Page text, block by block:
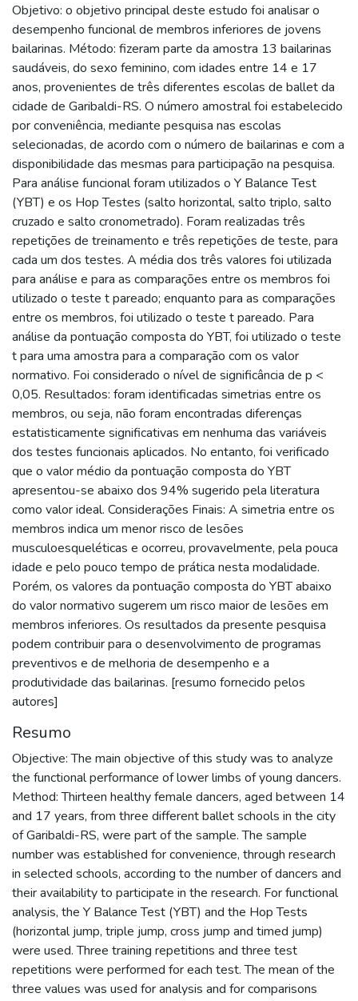
Objetivo: o objetivo principal deste estudo foi analisar o
desempenho funcional de membros inferiores de jovens
bailarinas. Método: fizeram parte da amostra 13 bailarinas
saudáveis, do sexo feminino, com idades entre 14 e 17
anos, provenientes de três diferentes escolas de ballet da
cidade de Garibaldi-RS. O número amostral foi estabelecido
por conveniência, mediante pesquisa nas escolas
selecionadas, de acordo com o número de bailarinas e com a
disponibilidade das mesmas para participação na pesquisa.
Para análise funcional foram utilizados o Y Balance Test
(YBT) e os Hop Testes (salto horizontal, salto triplo, salto
cruzado e salto cronometrado). Foram realizadas três
repetições de treinamento e três repetições de teste, para
cada um dos testes. A média dos três valores foi utilizada
para análise e para as comparações entre os membros foi
utilizado o teste t pareado; enquanto para as comparações
entre os membros, foi utilizado o teste t pareado. Para
análise da pontuação composta do YBT, foi utilizado o teste
t para uma amostra para a comparação com os valor
normativo. Foi considerado o nível de significância de p <
0,05. Resultados: foram identificadas simetrias entre os
membros, ou seja, não foram encontradas diferenças
estatisticamente significativas em nenhuma das variáveis
dos testes funcionais aplicados. No entanto, foi verificado
que o valor médio da pontuação composta do YBT
apresentou-se abaixo dos 94% sugerido pela literatura
como valor ideal. Considerações Finais: A simetria entre os
membros indica um menor risco de lesões
musculoesqueléticas e ocorreu, provavelmente, pela pouca
idade e pelo pouco tempo de prática nesta modalidade.
Porém, os valores da pontuação composta do YBT abaixo
do valor normativo sugerem um risco maior de lesões em
membros inferiores. Os resultados da presente pesquisa
podem contribuir para o desenvolvimento de programas
preventivos e de melhoria de desempenho e a
produtividade das bailarinas. [resumo fornecido pelos
autores]
Resumo
Objective: The main objective of this study was to analyze
the functional performance of lower limbs of young dancers.
Method: Thirteen healthy female dancers, aged between 14
and 17 years, from three different ballet schools in the city
of Garibaldi-RS, were part of the sample. The sample
number was established for convenience, through research
in selected schools, according to the number of dancers and
their availability to participate in the research. For functional
analysis, the Y Balance Test (YBT) and the Hop Tests
(horizontal jump, triple jump, cross jump and timed jump)
were used. Three training repetitions and three test
repetitions were performed for each test. The mean of the
three values was used for analysis and for comparisons